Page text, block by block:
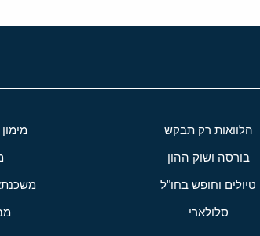
הלוואות רק תבקש
בורסה ושוק ההון
טיולים וחופש בחו"ל
סלולארי